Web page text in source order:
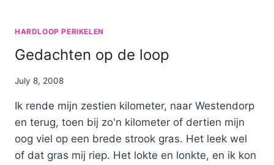
LUS
HARDLOOP PERIKELEN
Gedachten op de loop
By
July 8, 2008
Ik rende mijn zestien kilometer, naar Westendorp
en terug, toen bij zo'n kilometer of dertien mijn
oog viel op een brede strook gras. Het leek wel
of dat gras mij riep. Het lokte en lonkte, en ik kon